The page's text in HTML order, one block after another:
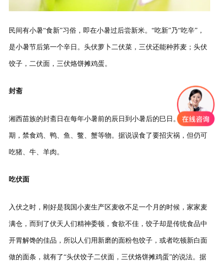
民间有小暑“食新”习俗，即在小暑过后尝新米。“吃新”乃“吃辛”，
是小暑节后第一个辛日。头伏萝卜二伏菜，三伏还能种荞麦；头伏
饺子，二伏面，三伏烙饼摊鸡蛋。
封斋
湘西苗族的封斋日在每年小暑前的辰日到小暑后的巳日。这段时
期，禁食鸡、鸭、鱼、鳖、蟹等物。据说误食了要招灾祸，但仍可
吃猪、牛、羊肉。
吃伏面
入伏之时，刚好是我国小麦生产区麦收不足一个月的时候，家家麦
满仓，而到了伏天人们精神委顿，食欲不佳，饺子却是传统食品中
开胃解馋的佳品，所以人们用新磨的面粉包饺子，或者吃顿新白面
做的面条，就有了“头伏饺子二伏面，三伏烙饼摊鸡蛋”的说法。据